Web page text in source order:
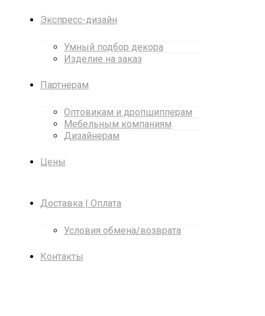
Экспресс-дизайн
Умный подбор декора
Изделие на заказ
Партнерам
Оптовикам и дропшипперам
Мебельным компаниям
Дизайнерам
Цены
Доставка | Оплата
Условия обмена/возврата
Контакты